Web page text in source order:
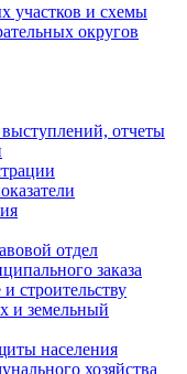
участков и схемы
округов
отчеты
отдел
заказа
строительству
и земельный
населения
хозяйства